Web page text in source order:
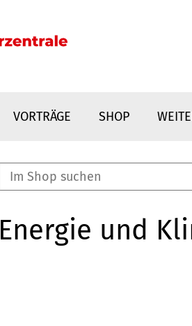
VORTRÄGE SHOP
Energie und